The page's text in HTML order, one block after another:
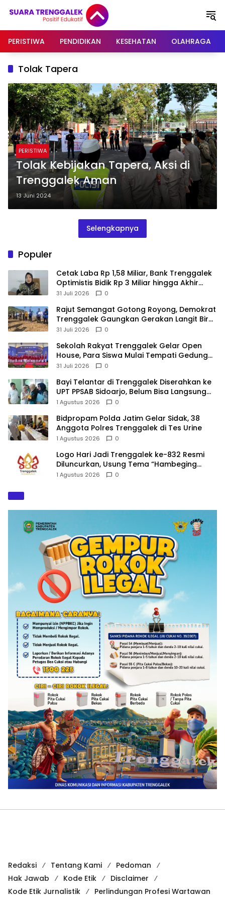
PERISTIWA
PENDIDIKAN KESEHATAN OLAHRAGA
Tolak Tapera
PERISTIWA
Tolak Kebijakan Tapera, Aksi di
Trenggalek Aman
13 Juni 2024
Selengkapnya
Populer
Cetak Laba Rp 1,58 Miliar, Bank Trenggalek
Optimistis Bidik Rp 3 Miliar hingga Akhir
Tahun
31 Juli 2026 0
​Rajut Semangat Gotong Royong, Demokrat
Trenggalek Gaungkan Gerakan Langit Biru
di Pantai Konang
31 Juli 2026 0
Sekolah Rakyat Trenggalek Gelar Open
House, Para Siswa Mulai Tempati Gedung
Baru
31 Juli 2026 0
Bayi Telantar di Trenggalek Diserahkan ke
UPT PPSAB Sidoarjo, Belum Bisa Langsung
Diadopsi
1 Agustus 2026 0
Bidpropam Polda Jatim Gelar Sidak, 38
Anggota Polres Trenggalek di Tes Urine
1 Agustus 2026 0
Logo Hari Jadi Trenggalek ke-832 Resmi
Diluncurkan, Usung Tema “Hambeging
Bumi” Gaungkan Harmoni dengan Alam
1 Agustus 2026 0
Redaksi Tentang Kami
Pedoman
Hak Jawab
Kode Etik
Disclaimer
Kode Etik Jurnalistik
Perlindungan Profesi Wartawan